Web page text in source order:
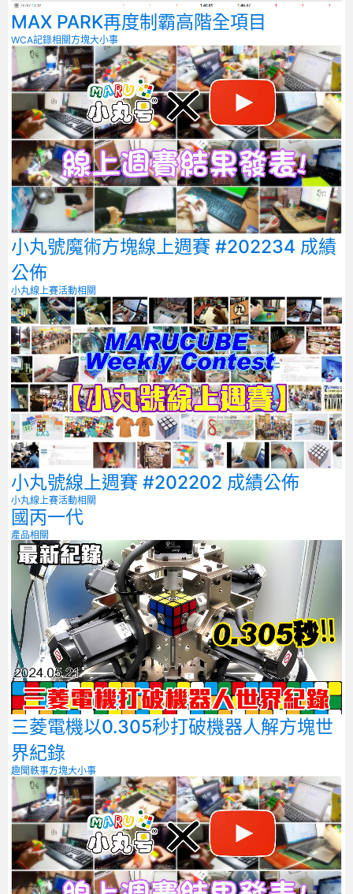
MAX PARK再度制霸高階全項目
WCA記錄相關方塊大小事
小丸號魔術方塊線上週賽 #202234 成績
公佈
小丸線上賽活動相關
小丸號線上週賽 #202202 成績公佈
小丸線上賽活動相關
國丙一代
產品相關
三菱電機以0.305秒打破機器人解方塊世
界紀錄
趣聞軼事方塊大小事